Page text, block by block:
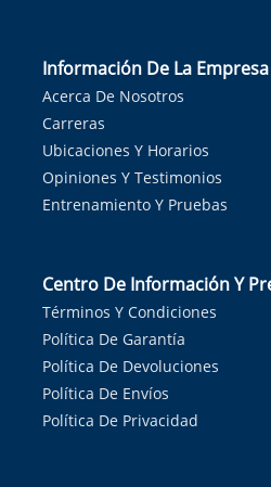
Información De La Empresa
Acerca De Nosotros
Carreras
Ubicaciones Y Horarios
Opiniones Y Testimonios
Entrenamiento Y Pruebas
Centro De Información Y
Términos Y Condiciones
Política De Garantía
Política De Devoluciones
Política De Envíos
Política De Privacidad